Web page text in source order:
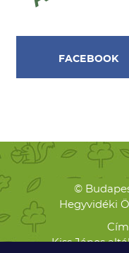
FACEBOOK
©
Hegyvidéki
Kiss János